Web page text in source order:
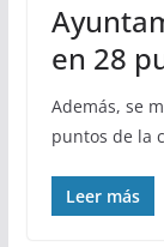
en 28
Además, se
puntos de la
Leer más